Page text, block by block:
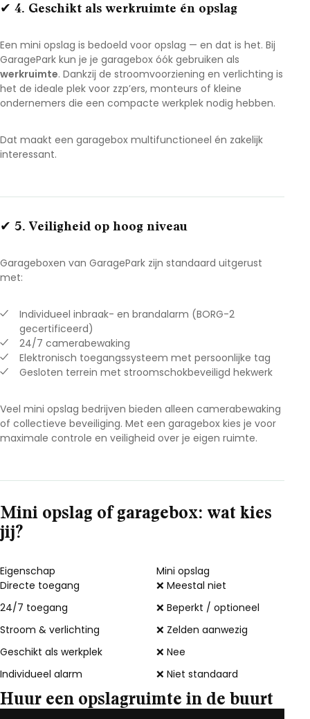
✔ 4. Geschikt als werkruimte én opslag
Een mini opslag is bedoeld voor opslag — en dat is het. Bij
GaragePark kun je je garagebox óók gebruiken als
werkruimte. Dankzij de stroomvoorziening en verlichting is
het de ideale plek voor zzp’ers, monteurs of kleine
ondernemers die een compacte werkplek nodig hebben.
Dat maakt een garagebox multifunctioneel én zakelijk
interessant.
✔ 5. Veiligheid op hoog niveau
Garageboxen van GaragePark zijn standaard uitgerust
met:
Individueel inbraak- en brandalarm (BORG-2
gecertificeerd)
24/7 camerabewaking
Elektronisch toegangssysteem met persoonlijke tag
Gesloten terrein met stroomschokbeveiligd hekwerk
Veel mini opslag bedrijven bieden alleen camerabewaking
of collectieve beveiliging. Met een garagebox kies je voor
maximale controle en veiligheid over je eigen ruimte.
Mini opslag of garagebox: wat kies
jij?
Eigenschap
Mini opslag
Directe toegang
❌ Meestal niet
24/7 toegang
❌ Beperkt / optioneel
Stroom & verlichting
❌ Zelden aanwezig
Geschikt als werkplek
❌ Nee
Individueel alarm
❌ Niet standaard
Huur een opslagruimte in de buurt